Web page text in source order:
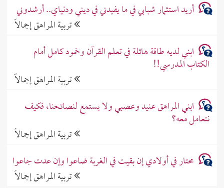
أريد استثمار شبابي في ما يفيدني في ديني ودنياي.. أرشدوني
تربية المراهق إجمالاً
ابني لديه طاقة هائلة في تعلم القرآن وخمود كامل أمام
الكتاب المدرسي!!
تربية المراهق إجمالاً
ابني المراهق عنيد وعصبي ولا يستمع لنصائحنا، فكيف
نتعامل معه؟
تربية المراهق إجمالاً
محتار في أولادي إن بقيت في الغربة ضاعوا وإن عدت جاعوا
تربية المراهق إجمالاً